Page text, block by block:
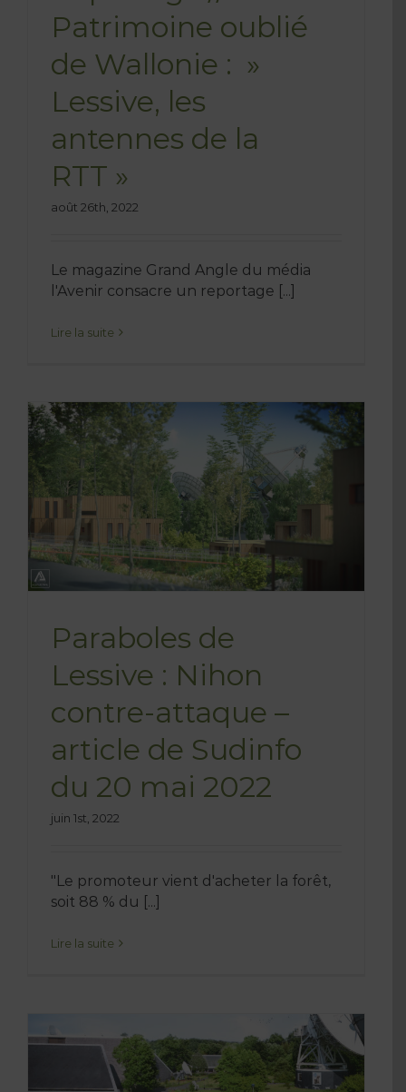
Patrimoine oublié
de Wallonie : »
Lessive, les
antennes de la
RTT »
août 26th, 2022
Le magazine Grand Angle du média
l'Avenir consacre un reportage [...]
Lire la suite
Paraboles de
Lessive : Nihon
contre-attaque –
article de Sudinfo
du 20 mai 2022
juin 1st, 2022
"Le promoteur vient d'acheter la forêt,
soit 88 % du [...]
Lire la suite